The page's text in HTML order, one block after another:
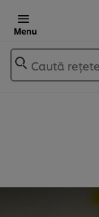
Menu
Caută